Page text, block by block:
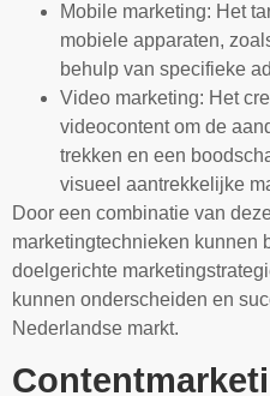
Mobile marketing: Het
mobiele apparaten,
behulp van specifieke
Video marketing: Het
videocontent om de
trekken en een
visueel aantrekkelijke
Door een combinatie van
marketingtechnieken kunnen
doelgerichte
kunnen onderscheiden en
Nederlandse markt.